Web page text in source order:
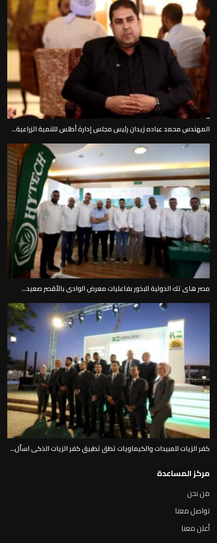
المهندس محمد عباده زيدان رئيس مجلس إدارة أطلس للتنمية الزراعية...
مصر هاى تك الدولية للبذور بفاعليات معرض الوادى بالأقصر صعيد...
كفر الزيات للمبيدات والكيماويات تطق تطبيق كفر الزيات الذكى اسأل...
مركز المساعدة
من نحن
تواصل معنا
أعلن معنا